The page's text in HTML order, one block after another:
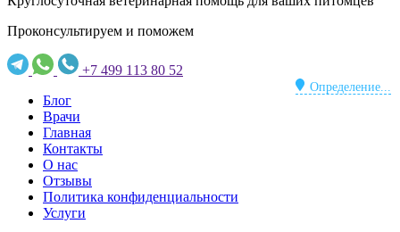
Проконсультируем и поможем
+7 499 113 80 52
Определение...
Блог
Врачи
Главная
Контакты
О нас
Отзывы
Политика конфиденциальности
Услуги